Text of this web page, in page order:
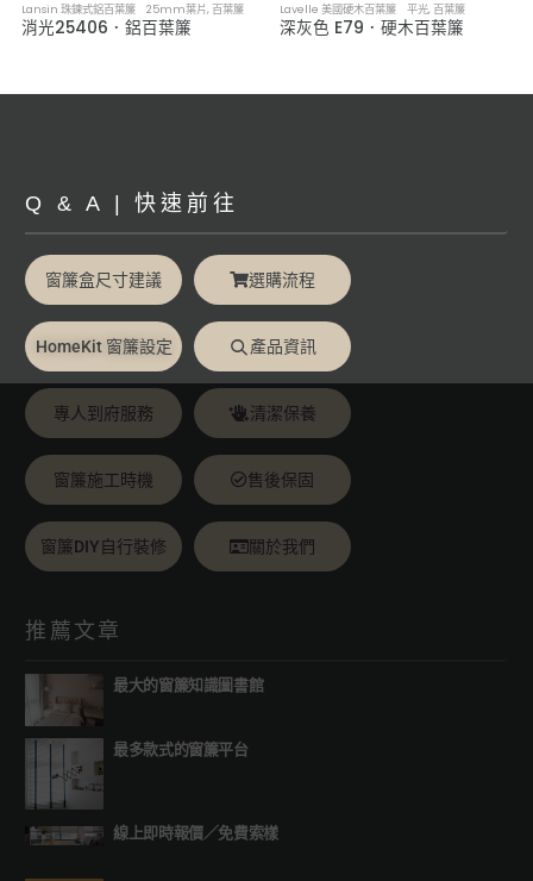
Lansin 珠鍊式鋁百葉簾 25mm葉片,百葉簾
消光25406．鋁百葉簾
Lavelle 美國硬木百葉簾 平光,百葉簾
深灰色 E79．硬木百葉簾
Q & A | 快速前往
窗簾盒尺寸建議 選購流程
HomeKit 窗簾設定 產品資訊
專人到府服務 清潔保養
窗簾施工時機 售後保固
窗簾DIY自行裝修 關於我們
推薦文章
最大的窗簾知識圖書館
最多款式的窗簾平台
線上即時報價／免費索樣